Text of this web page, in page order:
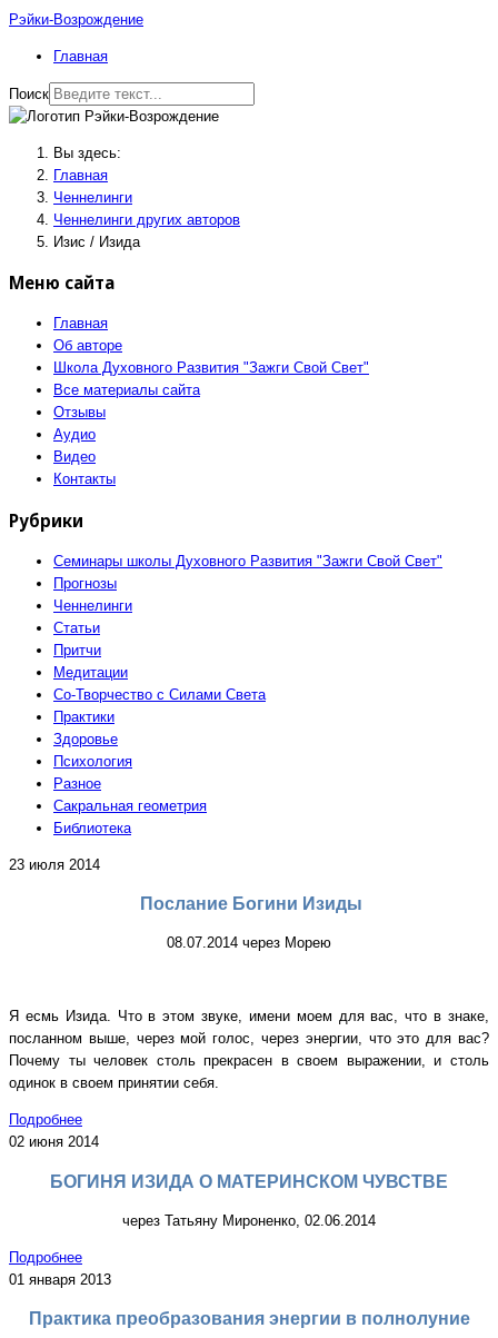
Рэйки-Возрождение
Главная
Поиск
Вы здесь:
Главная
Ченнелинги
Ченнелинги других авторов
Изис / Изида
Меню сайта
Главная
Об авторе
Школа Духовного Развития "Зажги Свой Свет"
Все материалы сайта
Отзывы
Аудио
Видео
Контакты
Рубрики
Семинары школы Духовного Развития "Зажги Свой Свет"
Прогнозы
Ченнелинги
Статьи
Притчи
Медитации
Со-Творчество с Силами Света
Практики
Здоровье
Психология
Разное
Сакральная геометрия
Библиотека
23 июля 2014
Послание Богини Изиды
08.07.2014 через Морею
Я есмь Изида. Что в этом звуке, имени моем для вас, что в знаке,
посланном выше, через мой голос, через энергии, что это для вас?
Почему ты человек столь прекрасен в своем выражении, и столь
одинок в своем принятии себя.
Подробнее
02 июня 2014
БОГИНЯ ИЗИДА О МАТЕРИНСКОМ ЧУВСТВЕ
через Татьяну Мироненко, 02.06.2014
Подробнее
01 января 2013
Практика преобразования энергии в полнолуние